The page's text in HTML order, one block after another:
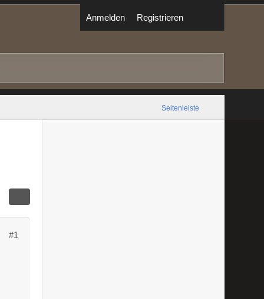
Anmelden Registrieren
Seitenleiste
#1